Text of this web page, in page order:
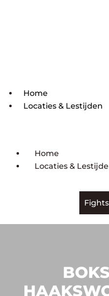
Home
Locaties & Lestijden
Home
Locaties &